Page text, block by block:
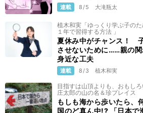
連載 8/5 大滝瓶太
植木和実「ゆっくり学ぶ子の
１年で習得する方法 」
夏休み中がチャンス！
させないために……親の
身近な工夫
連載 8/3 植木和実
目指すは山頂よりも、おもし
庄太郎の山の名＆珍プレイス
もしも海から歩いたら、
国のど真ん中!? 「日本で